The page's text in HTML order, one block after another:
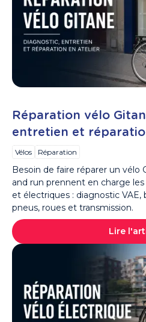
Réparation vélo
entretien et
Vélos Réparation
Besoin de faire réparer un vélo
and run prennent en charge
et électriques : diagnostic
pneus, roues et transmission.
Lire